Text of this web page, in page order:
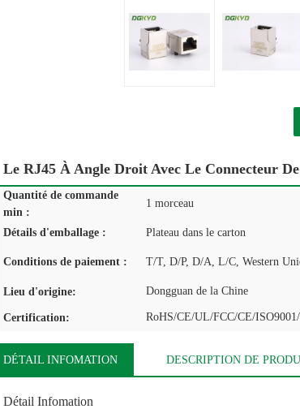
Le RJ45 À Angle Droit Avec Le Connecteur
Quantité de commande
min :
1 morceau
Détails d'emballage : Plateau dans le carton
Conditions de paiement : T/T, D/P, D/A, L/C, Western
Lieu d'origine: Dongguan de la Chine
Certification: RoHS/CE/UL/FCC/CE/
DÉTAIL INFOMATION DESCRIPTION DE
Détail Infomation